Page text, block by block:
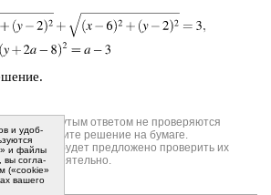
с развернутым ответом не проверяются
Запишите решение на бумаге.
вам будет предложено проверить их
самостоятельно.
и удоб­
и файлы
вы со­гла­
(«cookie»
ва­ше­го